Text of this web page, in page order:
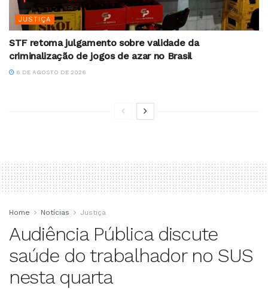
JUSTIÇA
STF retoma julgamento sobre validade da
criminalização de jogos de azar no Brasil
6 DE AGOSTO DE 2026
Home Notícias Justiça
Audiência Pública discute
saúde do trabalhador no SUS
nesta quarta